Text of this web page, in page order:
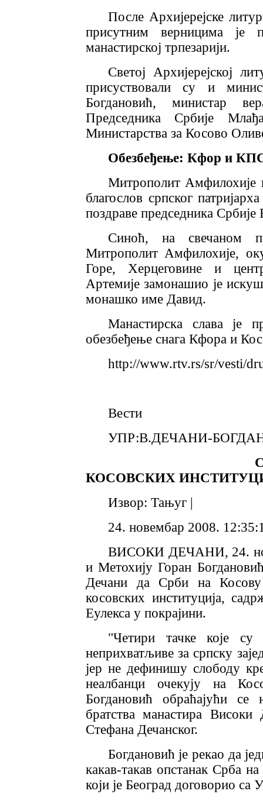
После Архијерејске
присутним верницима је
манастирској трпезарији.
Светој Архијерејској
присуствовали су и
Богдановић, министар
Председника Србије
Министарства за Косово
Обезбеђење: Кфор и
Митрополит Амфилохије
благослов српског
поздраве председника Србије
Синоћ, на свечаном
Митрополит Амфилохије,
Горе, Херцеговине и
Артемије замонашио је
монашко име Давид.
Манастирска слава је
обезбеђење снага Кфора и
http://www.rtv.rs/sr/vesti/
Вести
УПР:В.ДЕЧАНИ-
СРБИ НЕ
КОСОВСКИХ
Извор: Тањуг |
24. новембар 2008.
ВИСОКИ ДЕЧАНИ, 24.
и Метохију Горан
Дечани да Срби на Косову
косовских институција,
Еулекса у покрајини.
"Четири тачке које
неприхватљиве за српску
јер не дефинишу слободу
неалбанци очекују на
Богдановић обраћајући
братства манастира
Стефана Дечанског.
Богдановић је рекао да
какав-такав опстанак Срба
који је Београд договорио са